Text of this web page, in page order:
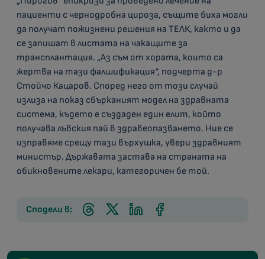
пациенти с чернодробна цироза, същите биха могли
да получат пожизнени решения на ТЕЛК, както и да
се запишат в листата на чакащите за
трансплантация. „Аз съм от хората, които са
жертва на тази фалшификация“, подчерта д-р
Стойчо Кацаров. Според него от този случай
излиза на показ сбърканият модел на здравната
система, където е създаден един елит, който
получава лъвския пай в здравеопазването. Ние се
изправяме срещу тази върхушка, увери здравният
министър. Държавата застава на страната на
обикновените лекари, категоричен бе той.
Сподели в: